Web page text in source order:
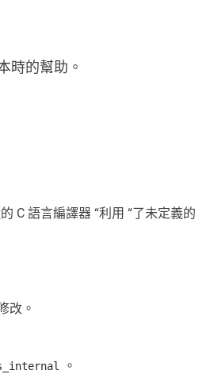
時的幫助。
C 語言編譯器 “利用 “了未定義的
改。
。